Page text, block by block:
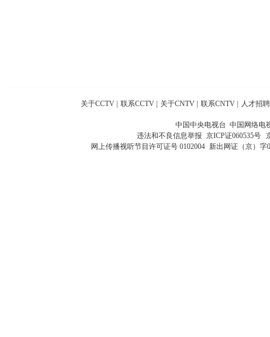
关于CCTV 联系CCTV 关于CNTV 联系CNTV 人才招聘
中国中央电视台 中国网络电
违法和不良信息举报 京ICP证060535号
网上传播视听节目许可证号 0102004 新出网证（京）